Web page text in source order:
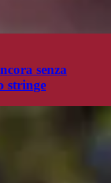
senza
stringe